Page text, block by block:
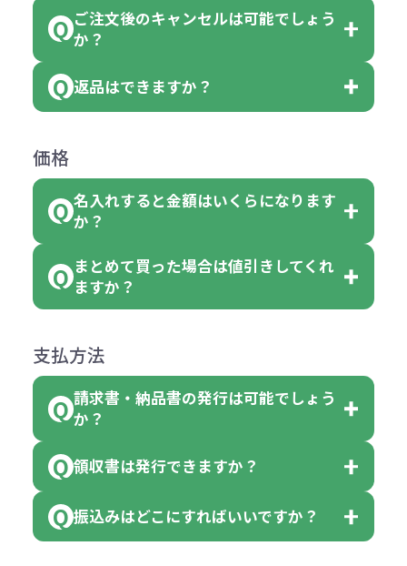
ります。
【例】注文可能数が100個の場合
は、100個以上でしたら、何個でも
可能です。
ん。
但し、ロゴなど名入れ印刷をされる
費用）
品の詳細に「色・柄 取り混ぜ」のラ
ベルや商品画像に「〇色取混ぜ」な
れ等分で100個ずつ入って参ります。
（割り切れない場合は数個単位で前
色指定できる商品に付きましては商
品詳細の購入の所で色が選べるよう
になっております。
「選べる本体色」のラベルが付いて
す。
い。
例えば…
クエアトート」を300個注文した場
クエアトート」は10個単位でしたら
色を指定出来るので、ピンクを100
個、ブルーを90個、イエローを110
【色指定の仕方】
ご注文後のキャンセルは可能でしょう
か？
お客様都合でのキャンセルは、制作
がございます。
ご注文の際は、十分にご確認・ご検
返品はできますか？
めご了承ください。
ただし下記の場合は承っております
●初期不良または不良品（破損、故
障）の場合
合
●名入れ、オリジナルの内容が異な
っていた場合
または返金にて対応させていただき
ます。
その際不良品については送料着払い
価格
名入れすると金額はいくらになります
か？
名入れありの場合の代金の計算方法
は下記の通りです。
計算例：
＜1色印刷の場合＞
（提供価格（商品代）+名入れ費用
（印刷代））×枚数+製版代
（提供価格（商品代）+名入れ費用
まとめて買った場合は値引きしてくれ
ますか？
商品によりますが、お見積もりさせ
ていただきます。
見積もりサポートから個別でお問い
支払方法
請求書・納品書の発行は可能でしょう
か？
会員様はマイページより各種帳票の
ダウンロードが可能です。
詳しくはこちらはご確認ください。
領収書は発行できますか？
会員様はマイページより各種帳票の
振込みはどこにすればいいですか？